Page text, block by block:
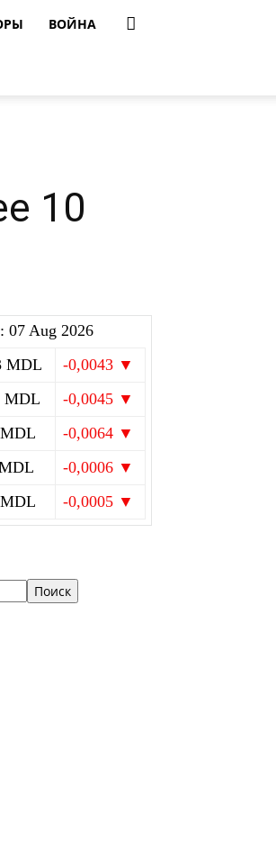
ВОЙНА
10
07 Aug 2026
MDL
-0,0043 ▼
MDL
-0,0045 ▼
-0,0064 ▼
-0,0006 ▼
-0,0005 ▼
Поиск